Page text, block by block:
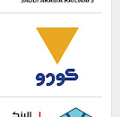
كل الوظائف
كل الوظائف